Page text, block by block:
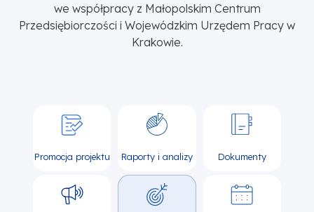
we współpracy z Małopolskim Centrum
Przedsiębiorczości i Wojewódzkim Urzędem Pracy w
Krakowie.
Promocja projektu Raporty i analizy Dokumenty